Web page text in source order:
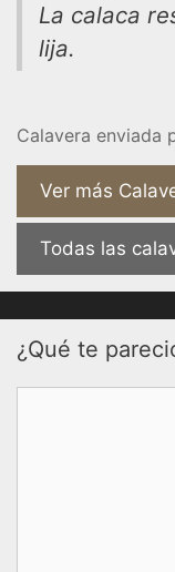
La calaca
lija.
Calavera enviada
Ver más
Todas las
¿Qué te